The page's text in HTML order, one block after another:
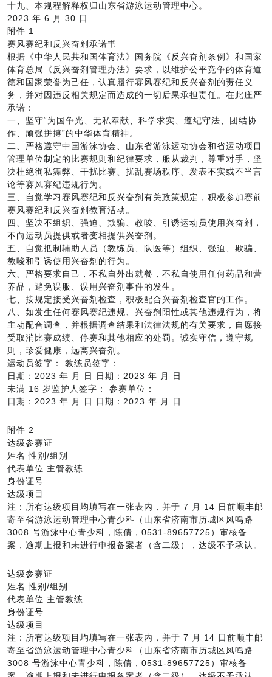
十九、本规程解释权归山东省游泳运动管理中心。
2023 年 6 月 30 日
附件 1
赛风赛纪和反兴奋剂承诺书
根据《中华人民共和国体育法》国务院《反兴奋剂条例》和国家
体育总局《反兴奋剂管理办法》要求，以维护公平竞争的体育道
德和国家荣誉为己任，认真履行赛风赛纪和反兴奋剂的责任义
务，并对因违反相关规定而造成的一切后果承担责任。在此庄严
承诺：
一、坚守“为国争光、无私奉献、科学求实、遵纪守法、团结协
作、顽强拼搏”的中华体育精神。
二、严格遵守中国游泳协会、山东省游泳运动协会和省运动项目
管理单位制定的比赛规则和纪律要求，服从裁判，尊重对手，坚
决杜绝徇私舞弊、干扰比赛、扰乱赛场秩序、发表不实或不当言
论等赛风赛纪违规行为。
三、自觉学习赛风赛纪和反兴奋剂有关政策规定，积极参加赛前
赛风赛纪和反兴奋剂教育活动。
四、坚决不组织、强迫、欺骗、教唆、引诱运动员使用兴奋剂，
不向运动员提供或者变相提供兴奋剂。
五、自觉抵制辅助人员（教练员、队医等）组织、强迫、欺骗、
教唆和引诱使用兴奋剂的行为。
六、严格要求自己，不私自外出就餐，不私自使用任何药品和营
养品，避免误服、误用兴奋剂事件的发生。
七、按规定接受兴奋剂检查，积极配合兴奋剂检查官的工作。
八、如发生任何赛风赛纪违规、兴奋剂阳性或其他违规行为，将
主动配合调查，并根据调查结果和法律法规的有关要求，自愿接
受取消比赛成绩、停赛和其他相应的处罚。诚实守信，遵守规
则，珍爱健康，远离兴奋剂。
运动员签字： 教练员签字：
日期：2023 年 月 日 日期：2023 年 月 日
未满 16 岁监护人签字： 参赛单位：
日期：2023 年 月 日 日期：2023 年 月 日
附件 2
达级参赛证
姓名 性别/组别
代表单位 主管教练
身份证号
达级项目
注：所有达级项目均填写在一张表内，并于 7 月 14 日前顺丰邮
寄至省游泳运动管理中心青少科（山东省济南市历城区凤鸣路
3008 号游泳中心青少科，陈倩，0531-89657725）审核备
案，逾期上报和未进行申报备案者（含二级），达级不予承认。
达级参赛证
姓名 性别/组别
代表单位 主管教练
身份证号
达级项目
注：所有达级项目均填写在一张表内，并于 7 月 14 日前顺丰邮
寄至省游泳运动管理中心青少科（山东省济南市历城区凤鸣路
3008 号游泳中心青少科，陈倩，0531-89657725）审核备